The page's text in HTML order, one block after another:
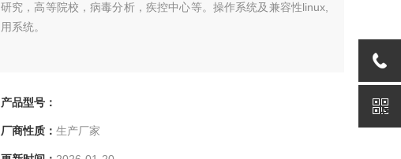
研究，高等院校，病毒分析，疾控中心等。操作系统及兼容性linux,
用系统。
产品型号：
厂商性质： 生产厂家